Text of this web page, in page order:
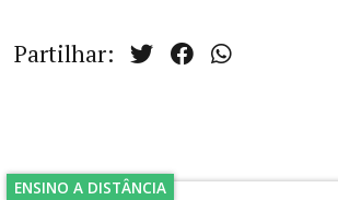
Partilhar:
ENSINO A DISTÂNCIA